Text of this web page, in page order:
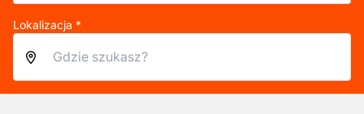
Lokalizacja *